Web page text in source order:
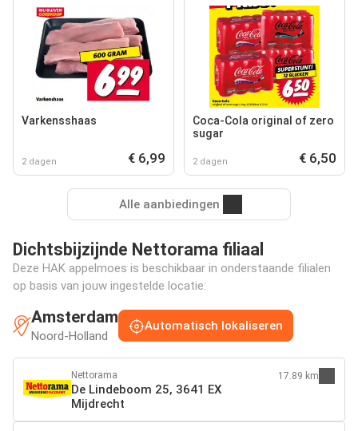
Varkensshaas
2 dagen € 6,99
Coca-Cola original of zero
sugar
2 dagen € 6,50
Alle aanbiedingen
Dichtsbijzijnde Nettorama filiaal
Deze HAK appelmoes is beschikbaar in onderstaande filialen
op basis van jouw ingestelde locatie:
Amsterdam
Noord-Holland
Automatisch lokaliseren
Nettorama
De Lindeboom 25, 3641 EX
Mijdrecht
17.89 km